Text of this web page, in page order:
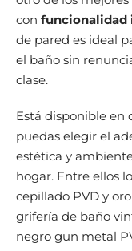
con funcionalidad
de pared es ideal
el baño sin
clase.
Está disponible en
puedas elegir el
estética y
hogar. Entre ellos
cepillado PVD y
grifería de baño
negro gun metal